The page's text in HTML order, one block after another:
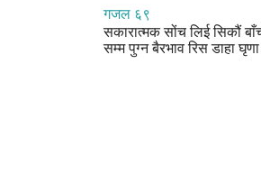
गजल ६९
सकारात्मक सोंच लिई सिकौं
सम्म पुग्न बैरभाव रिस डाहा